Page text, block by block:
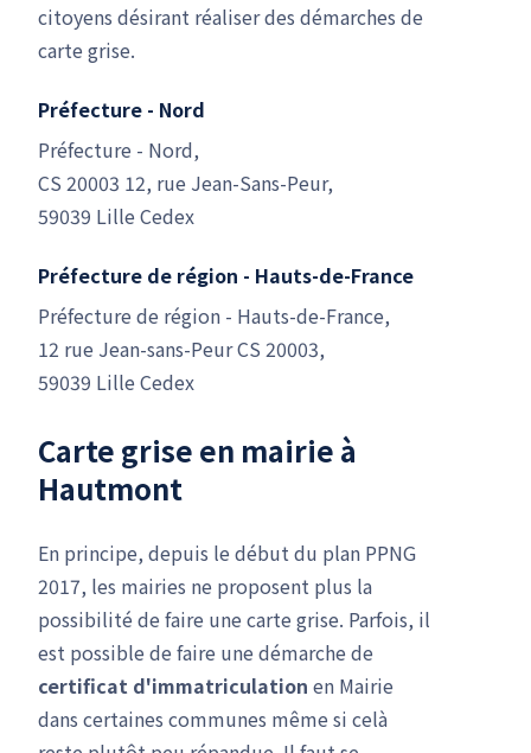
citoyens désirant réaliser des démarches de
carte grise.
Préfecture - Nord
Préfecture - Nord,
CS 20003 12, rue Jean-Sans-Peur,
59039 Lille Cedex
Préfecture de région - Hauts-de-France
Préfecture de région - Hauts-de-France,
12 rue Jean-sans-Peur CS 20003,
59039 Lille Cedex
Carte grise en mairie à
Hautmont
En principe, depuis le début du plan PPNG
2017, les mairies ne proposent plus la
possibilité de faire une carte grise. Parfois, il
est possible de faire une démarche de
certificat d'immatriculation en Mairie
dans certaines communes même si celà